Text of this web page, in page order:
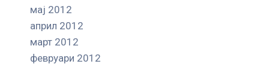
мај 2012
април 2012
март 2012
февруари 2012